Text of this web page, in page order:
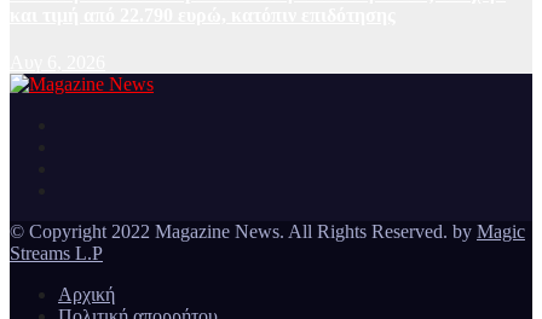
© Copyright 2022 Magazine News. All Rights Reserved. by Magic
Streams L.P
Αρχική